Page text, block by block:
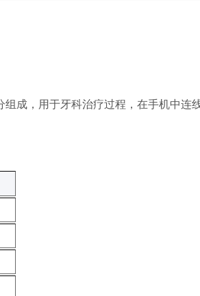
组成，用于牙科治疗过程，在手机中连